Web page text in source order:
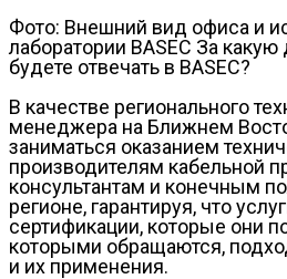
Фото: Внешний вид офиса и
лаборатории BASEC За
будете отвечать в BASEC?
В качестве регионального
менеджера на Ближнем
заниматься оказанием
производителям кабельной
консультантам и конечным
регионе, гарантируя, что
сертификации, которые они
которыми обращаются,
и их применения.